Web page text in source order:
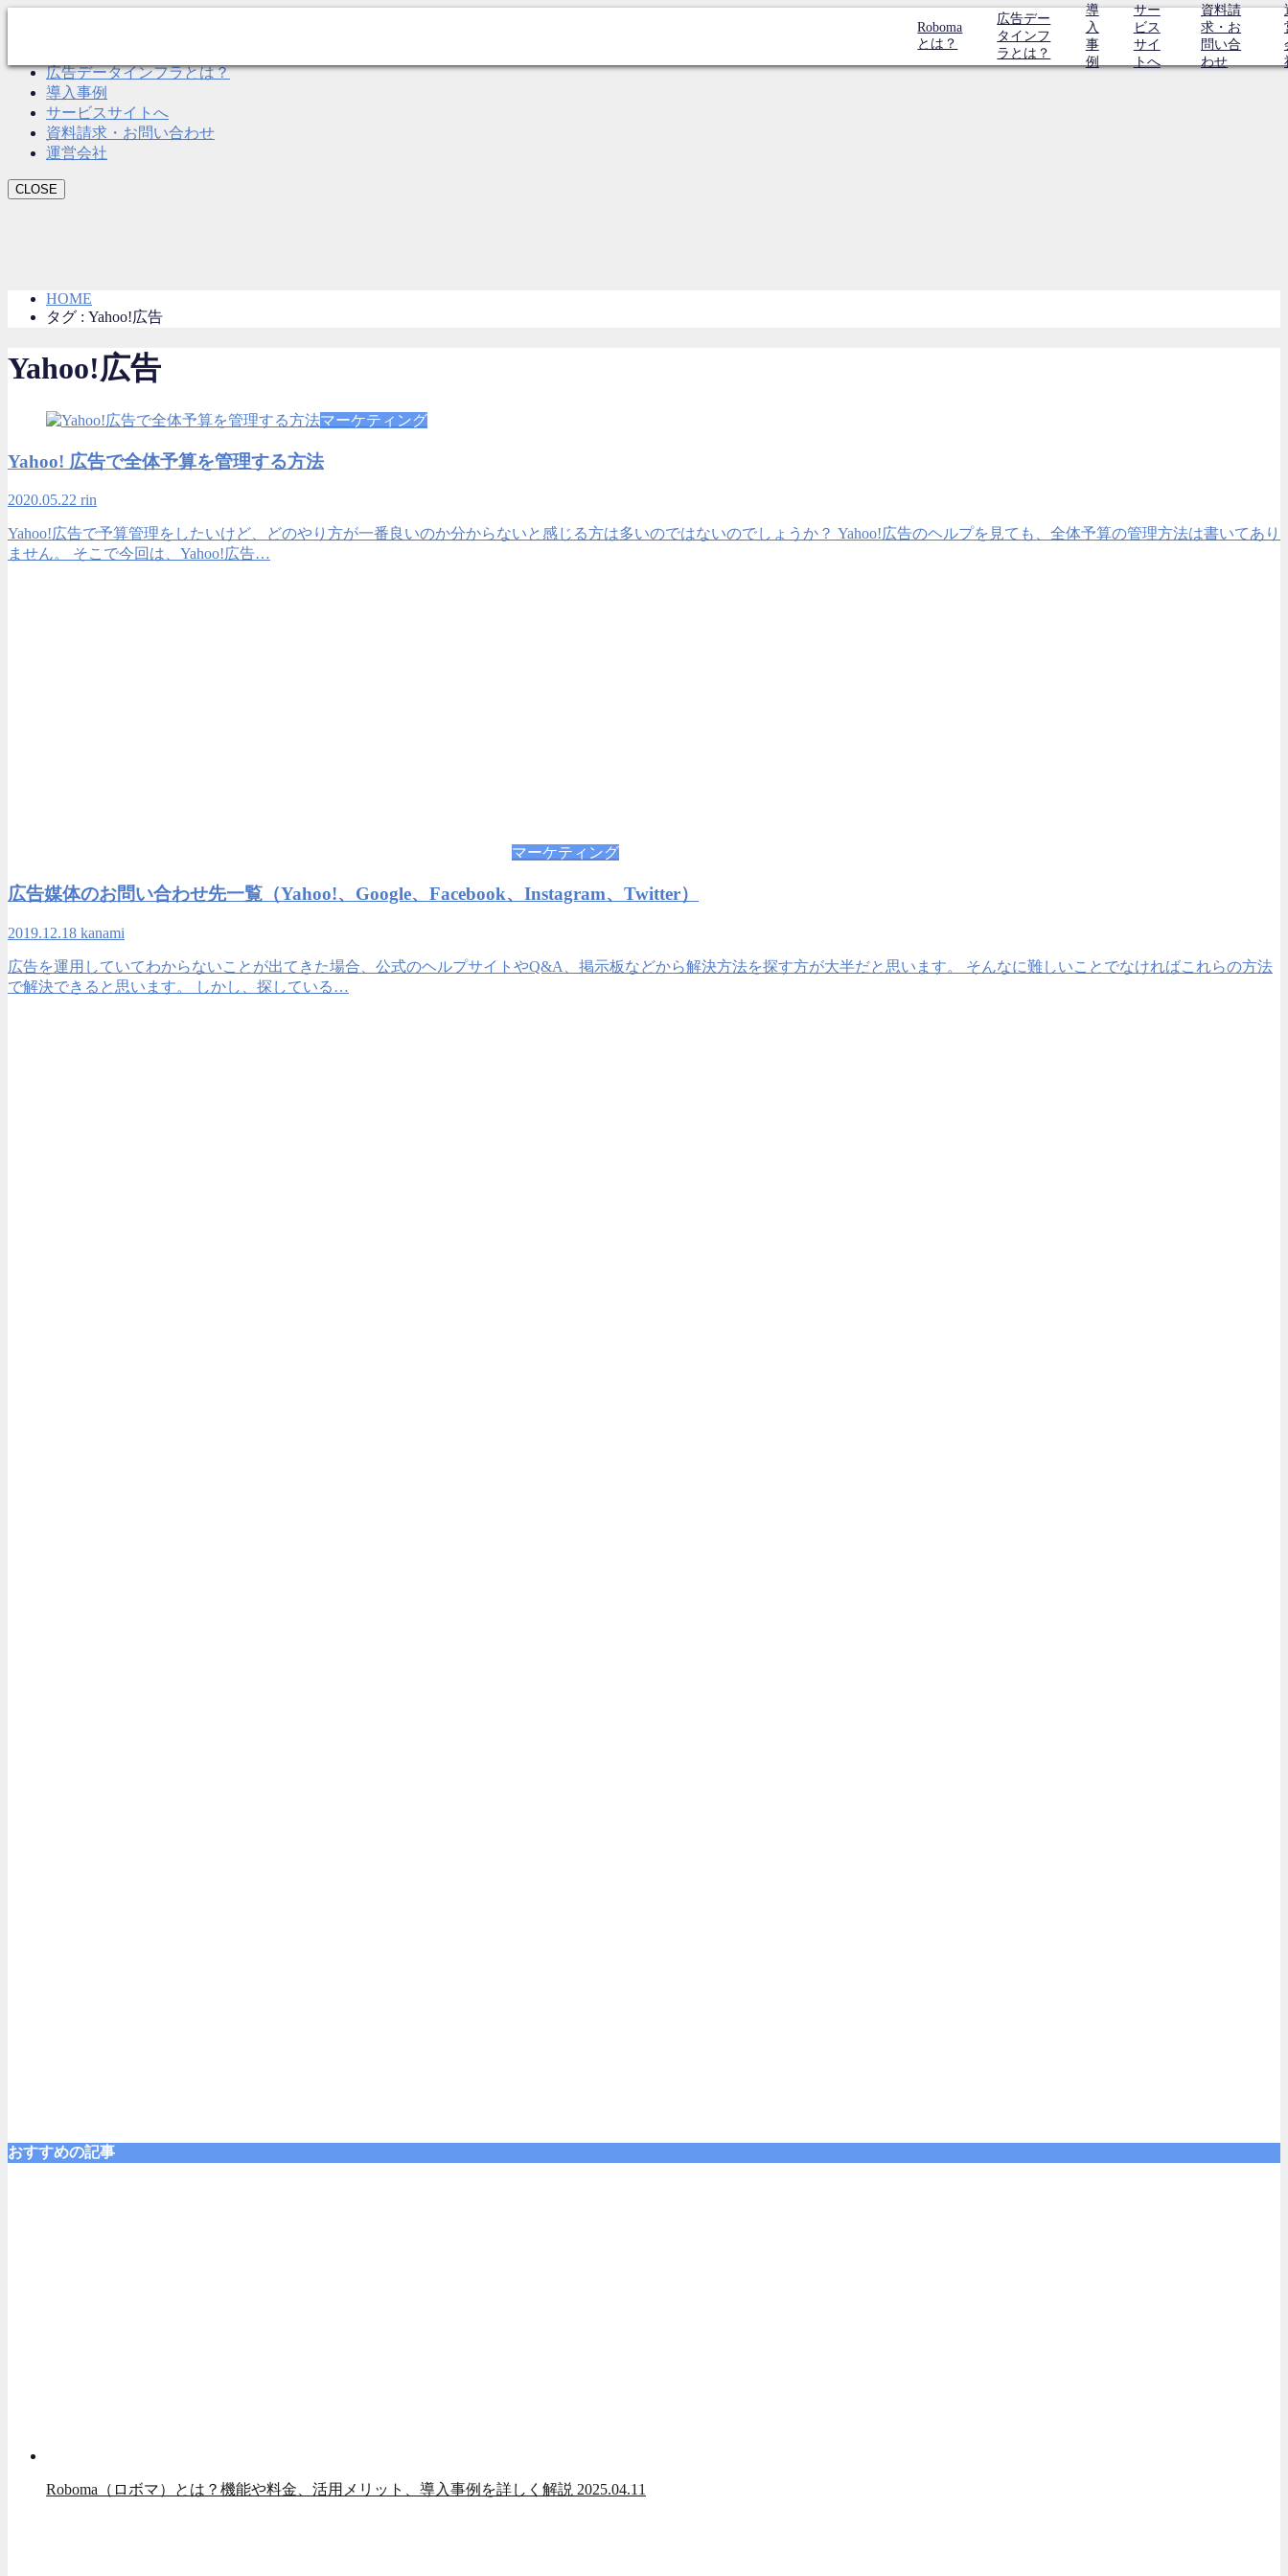
Roboma
とは？
広告デー
タインフ
ラとは？
導
入
事
例
サー
ビス
サイ
トへ
資料請
求・お
問い合
わせ
広告データインフラとは？
導入事例
サービスサイトへ
資料請求・お問い合わせ
運営会社
CLOSE
HOME
タグ : Yahoo!広告
Yahoo!広告
マーケティング
Yahoo! 広告で全体予算を管理する方法
2020.05.22 rin
Yahoo!広告で予算管理をしたいけど、どのやり方が一番良いのか分からないと感じる方は多いのではないのでしょうか？ Yahoo!広告のヘルプを見ても、全体予算の管理方法は書いてあり
ません。 そこで今回は、Yahoo!広告…
マーケティング
広告媒体のお問い合わせ先一覧（Yahoo!、Google、Facebook、Instagram、Twitter）
2019.12.18 kanami
広告を運用していてわからないことが出てきた場合、公式のヘルプサイトやQ&A、掲示板などから解決方法を探す方が大半だと思います。 そんなに難しいことでなければこれらの方法
で解決できると思います。 しかし、探している…
おすすめの記事
Roboma（ロボマ）とは？機能や料金、活用メリット、導入事例を詳しく解説 2025.04.11